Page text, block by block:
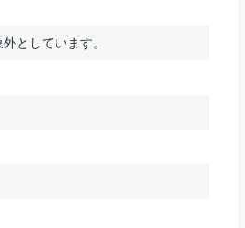
としています。